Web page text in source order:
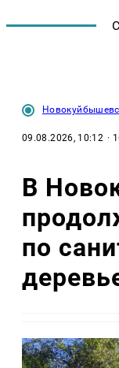
09.08.2026, 10:12 ·
В
по